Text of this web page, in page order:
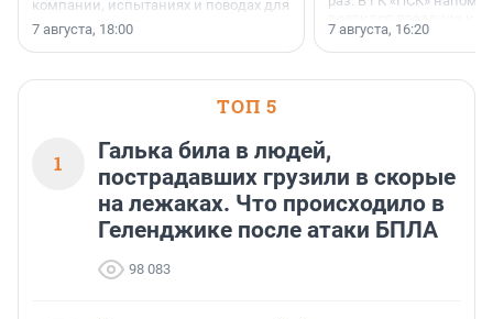
компании, испытаниях и поводах для
осторожного оптимизма.
7 августа, 18:00
поменялась роль
7 августа, 16:20
ТОП 5
1
Галька била в людей,
пострадавших грузили в скорые
на лежаках. Что происходило в
Геленджике после атаки БПЛА
98 083